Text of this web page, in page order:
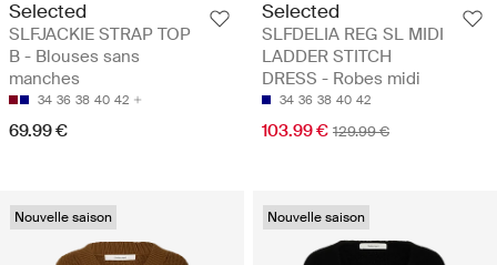
Selected
SLFJACKIE STRAP TOP
B - Blouses sans
manches
34 36 38 40 42
69.99 €
Selected
SLFDELIA REG SL MIDI
LADDER STITCH
DRESS - Robes midi
34 36 38 40 42
103.99 € 129.99 €
Nouvelle saison Nouvelle saison